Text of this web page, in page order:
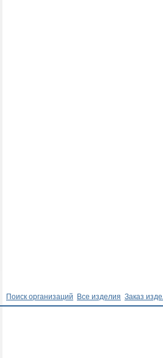
Поиск организаций Все изделия Заказ